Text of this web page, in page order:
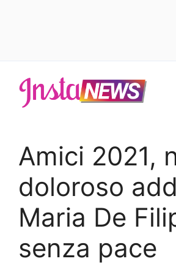
contenuto
Amici 2021,
doloroso
Maria De
senza pace